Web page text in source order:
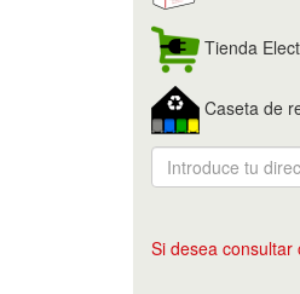
Tienda
Caseta de
Si desea